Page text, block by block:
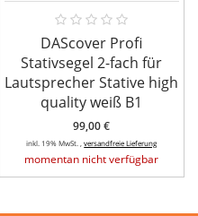
DAScover Profi
Stativsegel 2-fach für
Lautsprecher Stative high
quality weiß B1
99,00 €
inkl. 19% MwSt. ,versandfreie Lieferung
momentan nicht verfügbar